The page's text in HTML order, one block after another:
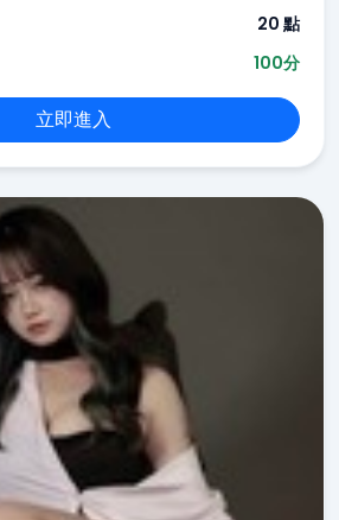
20 點
100分
立即進入